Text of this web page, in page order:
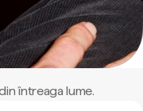
întreaga lume.